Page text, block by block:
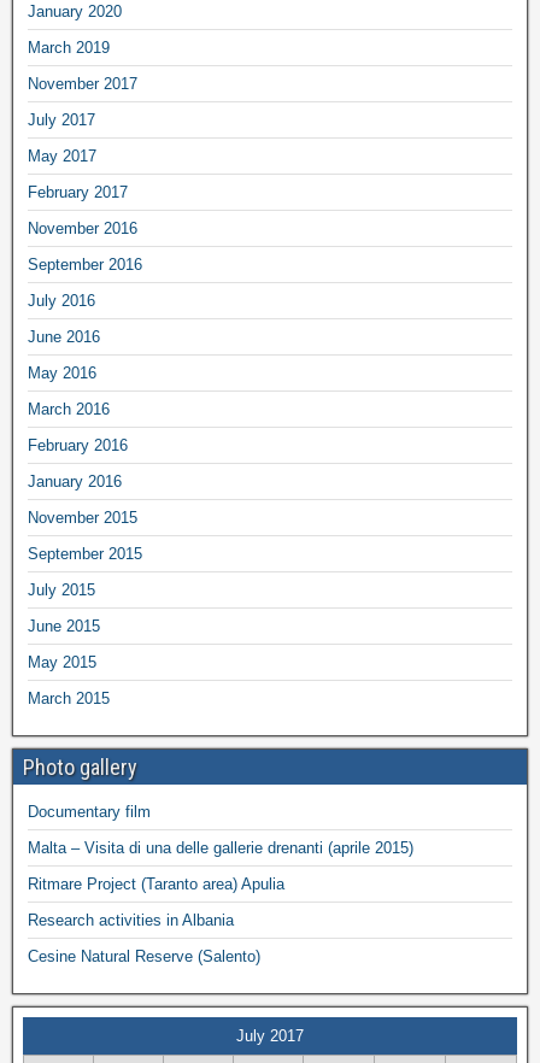
January 2020
March 2019
November 2017
July 2017
May 2017
February 2017
November 2016
September 2016
July 2016
June 2016
May 2016
March 2016
February 2016
January 2016
November 2015
September 2015
July 2015
June 2015
May 2015
March 2015
Photo gallery
Documentary film
Malta – Visita di una delle gallerie drenanti (aprile 2015)
Ritmare Project (Taranto area) Apulia
Research activities in Albania
Cesine Natural Reserve (Salento)
July 2017